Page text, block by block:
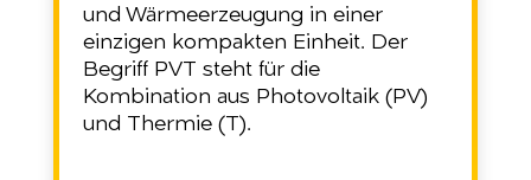
und Wärmeerzeugung in einer
einzigen kompakten Einheit. Der
Begriff PVT steht für die
Kombination aus Photovoltaik (PV)
und Thermie (T).